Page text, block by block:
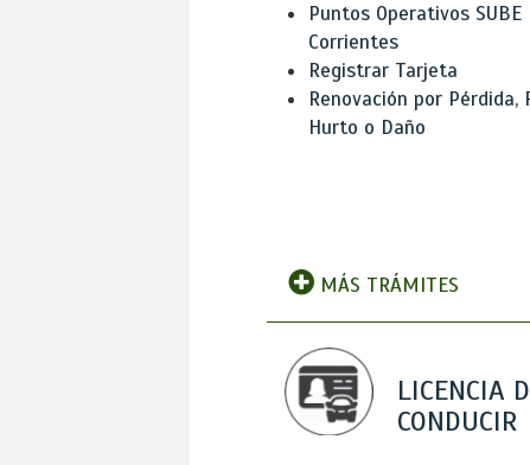
Puntos Operativos SUBE
Corrientes
Registrar Tarjeta
Renovación por Pérdida,
Hurto o Daño
MÁS TRÁMITES
LICENCIA
CONDUCIR